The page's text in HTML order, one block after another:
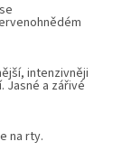
intenzivněji
Jasné a zářivé
na rty.